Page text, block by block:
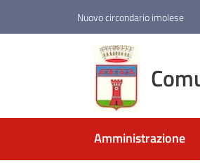
Nuovo circondario imolese
Amministrazione